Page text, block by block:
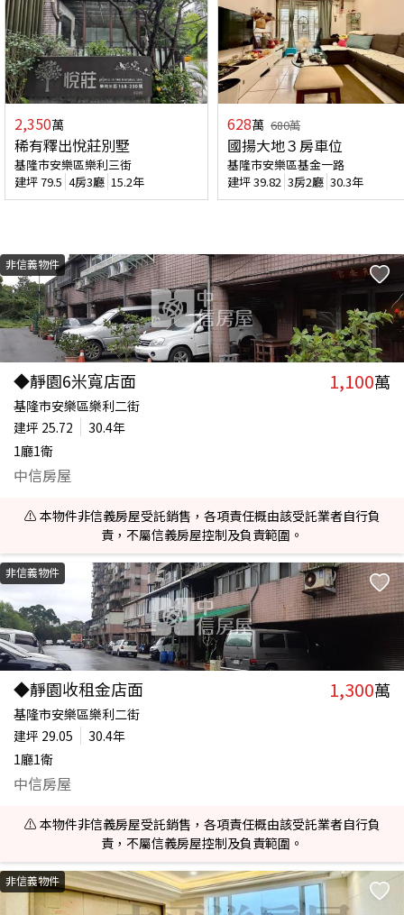
2,350萬
稀有釋出悅莊別墅
基隆市安樂區樂利三街
建坪79.5 4房3廳 15.2年
628萬 680萬
國揚大地３房車位
基隆市安樂區基金一路
建坪39.82 3房2廳 30.3年
非信義物件
◆靜園6米寬店面 1,100萬
基隆市安樂區樂利二街
建坪 25.72
30.4年
1廳1衛
中信房屋
⚠️ 本物件非信義房屋受託銷售，各項責任概由該受託業者自行負
責，不屬信義房屋控制及負責範圍。
非信義物件
◆靜園收租金店面 1,300萬
基隆市安樂區樂利二街
建坪 29.05
30.4年
1廳1衛
中信房屋
⚠️ 本物件非信義房屋受託銷售，各項責任概由該受託業者自行負
責，不屬信義房屋控制及負責範圍。
非信義物件